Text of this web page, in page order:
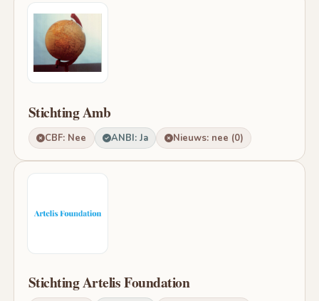
Stichting Amb
CBF: Nee ANBI: Ja Nieuws: nee (0)
Stichting Artelis Foundation